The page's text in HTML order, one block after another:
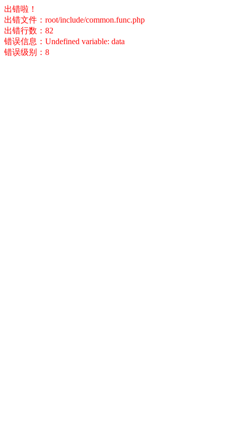
出错啦！
出错文件：root/include/common.func.php
出错行数：82
错误信息：Undefined variable: data
错误级别：8